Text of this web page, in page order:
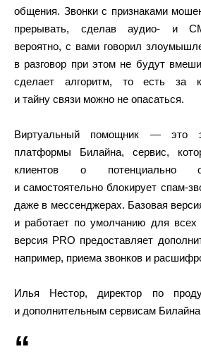
общения. Звонки с признаками
прерывать, сделав аудио- и
вероятно, с вами говорил
в разговор при этом не будут
сделает алгоритм, то есть за
и тайну связи можно не опасаться.
Виртуальный помощник — это
платформы Билайна, сервис,
клиентов о потенциально
и самостоятельно блокирует спам-
даже в мессенджерах. Базовая
и работает по умолчанию для всех
версия PRO предоставляет
например, приема звонков и
Илья Нестор, директор по
и дополнительным сервисам